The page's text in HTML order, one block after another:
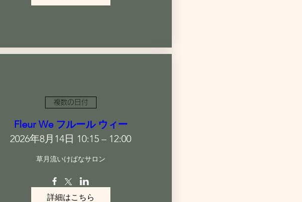
複数の日付
Fleur We フルール ウィー
2026年8月14日 10:15 – 12:00
草月流いけばなサロン
詳細はこちら